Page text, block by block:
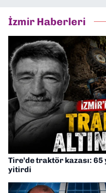
İzmir Haberleri
Tire’de traktör kazası: 65
yitirdi